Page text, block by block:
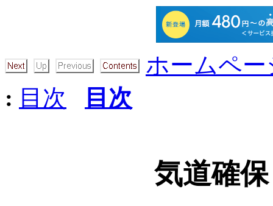
ホームペ
: 目次 目次
気道確